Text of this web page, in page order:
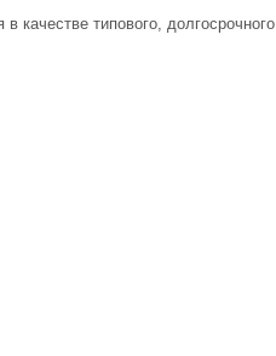
качестве типового, долгосрочного